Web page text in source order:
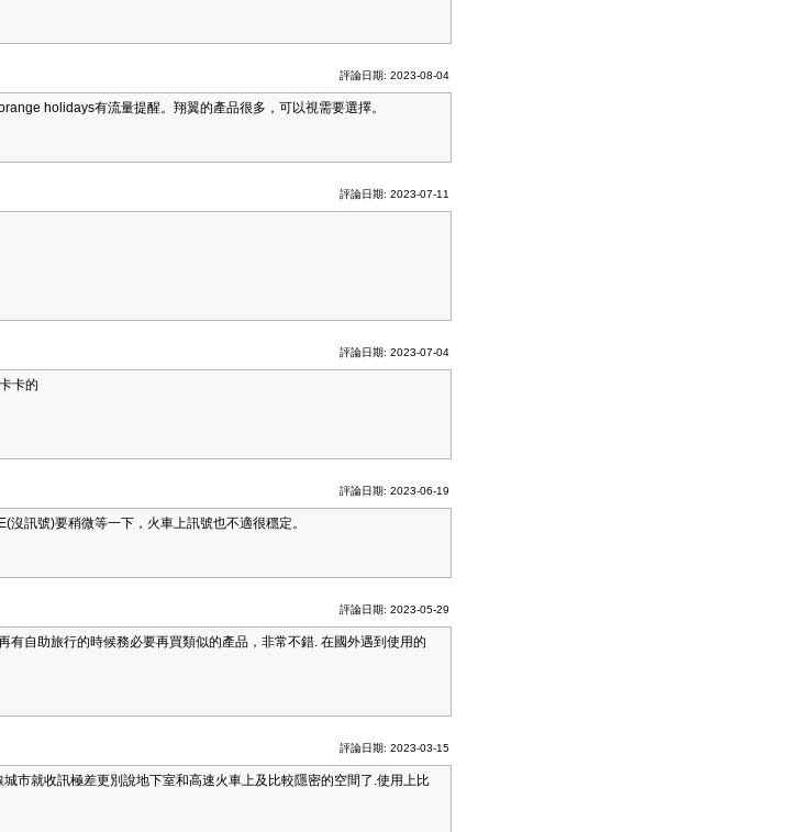
評論日期: 2023-08-04
holidays有流量提醒。翔翼的產品很多，可以視需要選擇。
評論日期: 2023-07-11
評論日期: 2023-07-04
卡的
評論日期: 2023-06-19
訊號)要稍微等一下，火車上訊號也不適很穩定。
評論日期: 2023-05-29
自助旅行的時候務必要再買類似的產品，非常不錯. 在國外遇到使用的
評論日期: 2023-03-15
市就收訊極差更別說地下室和高速火車上及比較隱密的空間了.使用上比